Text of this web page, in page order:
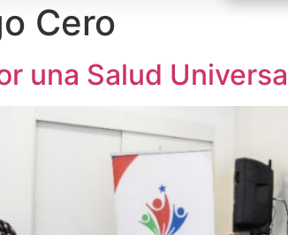
Cero
una Salud